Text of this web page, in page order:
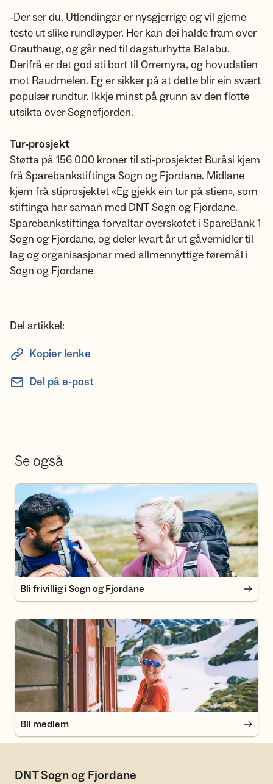
-Der ser du. Utlendingar er nysgjerrige og vil gjerne
teste ut slike rundløyper. Her kan dei halde fram over
Grauthaug, og går ned til dagsturhytta Balabu.
Derifrå er det god sti bort til Orremyra, og hovudstien
mot Raudmelen. Eg er sikker på at dette blir ein svært
populær rundtur. Ikkje minst på grunn av den flotte
utsikta over Sognefjorden.
Tur-prosjekt
Støtta på 156 000 kroner til sti-prosjektet Buråsi kjem
frå Sparebankstiftinga Sogn og Fjordane. Midlane
kjem frå stiprosjektet «Eg gjekk ein tur på stien», som
stiftinga har saman med DNT Sogn og Fjordane.
Sparebankstiftinga forvaltar overskotet i SpareBank 1
Sogn og Fjordane, og deler kvart år ut gåvemidler til
lag og organisasjonar med allmennyttige føremål i
Sogn og Fjordane
Del artikkel:
Kopier lenke
Del på e-post
Se også
Bli frivillig i Sogn og Fjordane
Bli frivillig i Sogn og Fjordane
Bli medlem
Bli medlem
DNT Sogn og Fjordane